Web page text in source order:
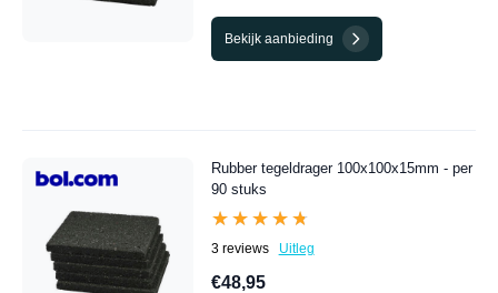
Bekijk aanbieding
Rubber tegeldrager 100x100x15mm - per
90 stuks
★★★★★
★★★★★
3 reviews Uitleg
€48,95